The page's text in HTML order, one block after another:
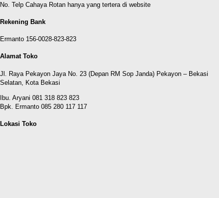
No. Telp Cahaya Rotan hanya yang tertera di website
Rekening Bank
Ermanto 156-0028-823-823
Alamat Toko
Jl. Raya Pekayon Jaya No. 23 (Depan RM Sop Janda) Pekayon – Bekasi
Selatan, Kota Bekasi
Ibu. Aryani 081 318 823 823
Bpk. Ermanto 085 280 117 117
Lokasi Toko